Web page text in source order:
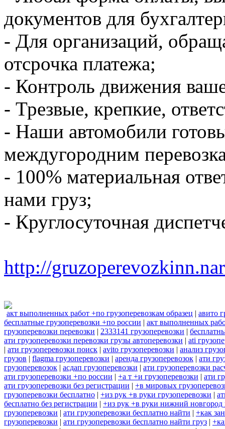
документов для
- Для организаций,
отсрочка платежа;
- Контроль движения
- Трезвые, крепкие,
- Наши автомобили
междугородним
- 100% материальная
нами груз;
- Круглосуточная
http://
акт выполненных работ +по грузоперевозкам образец | авито
бесплатные грузоперевозки +по россии | акт выполненных
грузоперевозки перевозки | 2333141 грузоперевозки |
ати грузоперевозки перевозки грузы автоперевозки | ati
| ати грузоперевозки поиск | avito грузоперевозки | анализ
грузов | flagma грузоперевозки | аренда грузоперевозок | ати
грузоперевозок | асдап грузоперевозки | ати грузоперевозки
ати грузоперевозки +по россии | +а т +и грузоперевозки | ати
ати грузоперевозки без регистрации | +в мировых
грузоперевозки бесплатно | +из рук +в руки грузоперевозки |
бесплатно без регистрации | +из рук +в руки нижний новгород
грузоперевозки | ати грузоперевозки бесплатно найти | +как
грузоперевозки | ати грузоперевозки бесплатно найти груз |